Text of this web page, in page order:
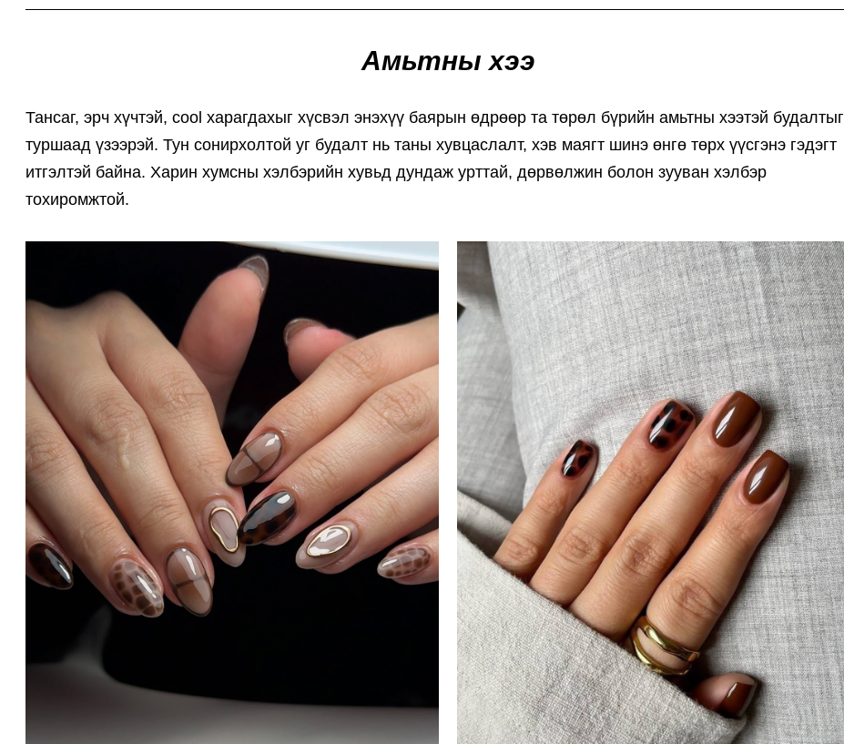
Амьтны хээ
Тансаг, эрч хүчтэй, cool харагдахыг хүсвэл энэхүү баярын өдрөөр та төрөл бүрийн амьтны хээтэй будалтыг
туршаад үзээрэй. Тун сонирхолтой уг будалт нь таны хувцаслалт, хэв маягт шинэ өнгө төрх үүсгэнэ гэдэгт
итгэлтэй байна. Харин хумсны хэлбэрийн хувьд дундаж урттай, дөрвөлжин болон зууван хэлбэр
тохиромжтой.